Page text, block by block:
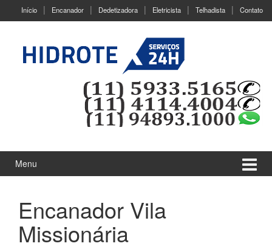
Início Encanador Dedetizadora Eletricista Telhadista Contato
Menu
Encanador Vila
Missionária